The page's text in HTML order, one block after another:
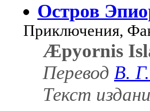
Остров
Приключения,
Æpyornis
Перевод В.
Текст